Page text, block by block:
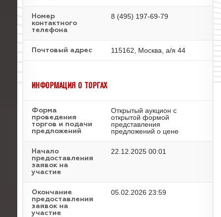
Номер
контактного
телефона
8 (495) 197-69-79
Почтовый адрес 115162, Москва, а/я 44
ИНФОРМАЦИЯ О ТОРГАХ
Форма
проведения
торгов и подачи
предложений
Открытый аукцион с
открытой формой
представления
предложений о цене
Начало
предоставления
заявок на
участие
22.12.2025 00:01
Окончание
предоставления
заявок на
участие
05.02.2026 23:59